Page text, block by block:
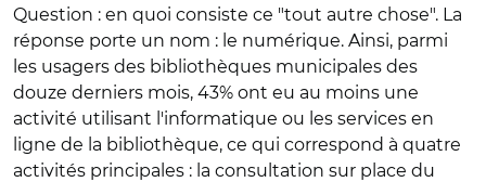
Question : en quoi consiste ce "tout autre chose". La
réponse porte un nom : le numérique. Ainsi, parmi
les usagers des bibliothèques municipales des
douze derniers mois, 43% ont eu au moins une
activité utilisant l'informatique ou les services en
ligne de la bibliothèque, ce qui correspond à quatre
activités principales : la consultation sur place du